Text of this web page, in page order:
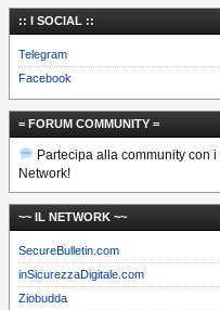
:: I SOCIAL ::
Telegram
Facebook
= FORUM COMMUNITY =
Partecipa alla community con i
Network!
~~ IL NETWORK ~~
SecureBulletin.com
inSicurezzaDigitale.com
Ziobudda